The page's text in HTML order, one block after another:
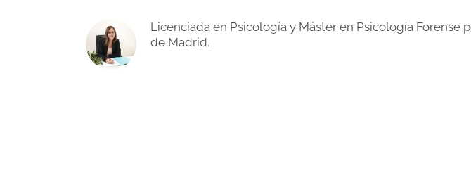
Licenciada en Psicología y Máster en Psicología Forense
de Madrid.